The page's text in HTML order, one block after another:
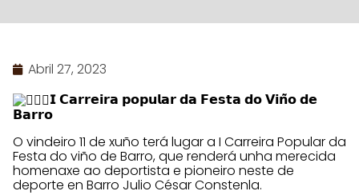
Abril 27, 2023
𝗜 𝗖𝗮𝗿𝗿𝗲𝗶𝗿𝗮 𝗽𝗼𝗽𝘂𝗹𝗮𝗿 𝗱𝗮 𝗙𝗲𝘀𝘁𝗮 𝗱𝗼 𝗩𝗶𝗻̃𝗼 𝗱𝗲
𝗕𝗮𝗿𝗿𝗼
O vindeiro 11 de xuño terá lugar a I Carreira Popular da
Festa do viño de Barro, que renderá unha merecida
homenaxe ao deportista e pioneiro neste de
deporte en Barro Julio César Constenla.